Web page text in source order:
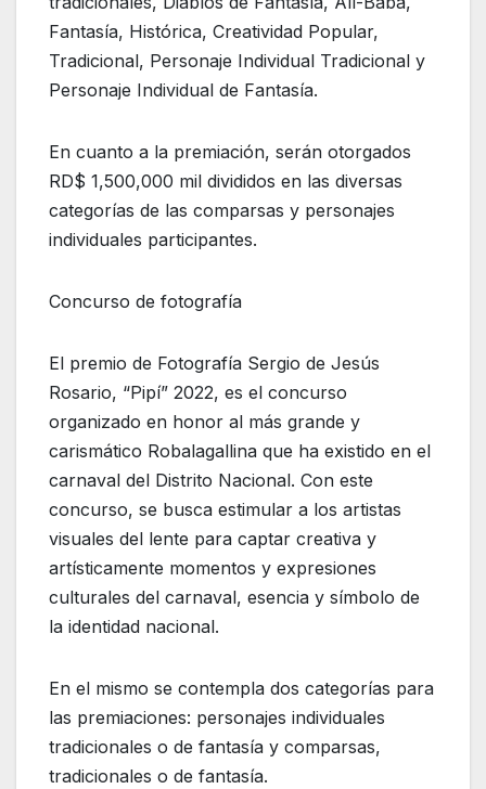
Fantasía, Histórica, Creatividad Popular,
Tradicional, Personaje Individual Tradicional y
Personaje Individual de Fantasía.
En cuanto a la premiación, serán otorgados
RD$ 1,500,000 mil divididos en las diversas
categorías de las comparsas y personajes
individuales participantes.
Concurso de fotografía
El premio de Fotografía Sergio de Jesús
Rosario, “Pipí” 2022, es el concurso
organizado en honor al más grande y
carismático Robalagallina que ha existido en el
carnaval del Distrito Nacional. Con este
concurso, se busca estimular a los artistas
visuales del lente para captar creativa y
artísticamente momentos y expresiones
culturales del carnaval, esencia y símbolo de
la identidad nacional.
En el mismo se contempla dos categorías para
las premiaciones: personajes individuales
tradicionales o de fantasía y comparsas,
tradicionales o de fantasía.